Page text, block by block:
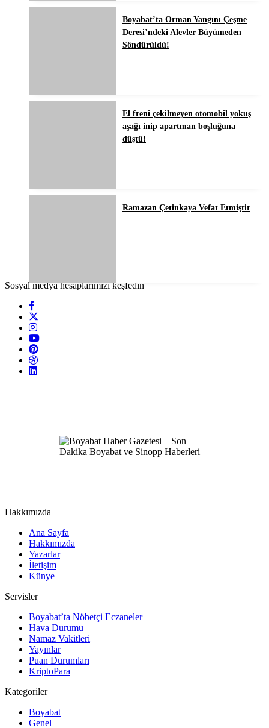
Boyabat’ta Orman Yangını Çeşme
Deresi’ndeki Alevler Büyümeden
Söndürüldü!
El freni çekilmeyen otomobil yokuş
aşağı inip apartman boşluğuna
düştü!
Ramazan Çetinkaya Vefat Etmiştir
Sosyal medya hesaplarımızı keşfedin
Hakkımızda
Ana Sayfa
Hakkımızda
Yazarlar
İletişim
Künye
Servisler
Boyabat’ta Nöbetçi Eczaneler
Hava Durumu
Namaz Vakitleri
Yayınlar
Puan Durumları
KriptoPara
Kategoriler
Boyabat
Genel